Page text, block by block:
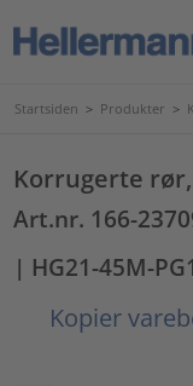
Startsiden > Produkter >
Korrugerte
Art.nr. 166-
| HG21-45M-
Kopier